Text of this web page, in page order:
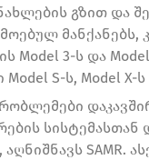
გზით და
მანქანებს,
Model 3-ს და Model
S-ს, Model X-ს
სისტემასთან
SAMR.